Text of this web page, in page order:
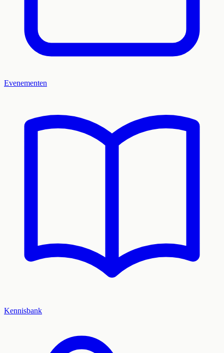
Evenementen
Kennisbank